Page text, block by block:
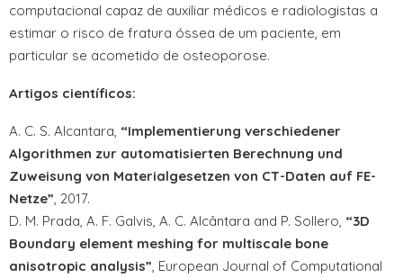
computacional capaz de auxiliar médicos e radiologistas a
estimar o risco de fratura óssea de um paciente, em
particular se acometido de osteoporose.
Artigos científicos:
A. C. S. Alcantara, “Implementierung verschiedener
Algorithmen zur automatisierten Berechnung und
Zuweisung von Materialgesetzen von CT-Daten auf FE-
Netze” , 2017.
D. M. Prada, A. F. Galvis, A. C. Alcântara and P. Sollero, “3D
Boundary element meshing for multiscale bone
anisotropic analysis” , European Journal of Computational